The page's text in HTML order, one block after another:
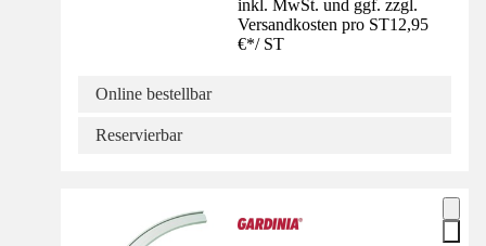
inkl. MwSt. und ggf. zzgl.
Versandkosten pro ST12,95
€*/ ST
Online bestellbar
Reservierbar